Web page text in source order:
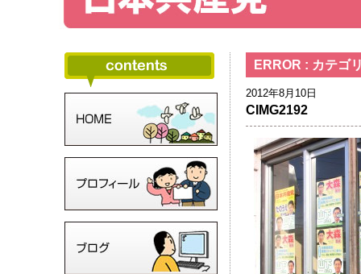
ERROR : カテゴ
2012年8月10日
CIMG2192